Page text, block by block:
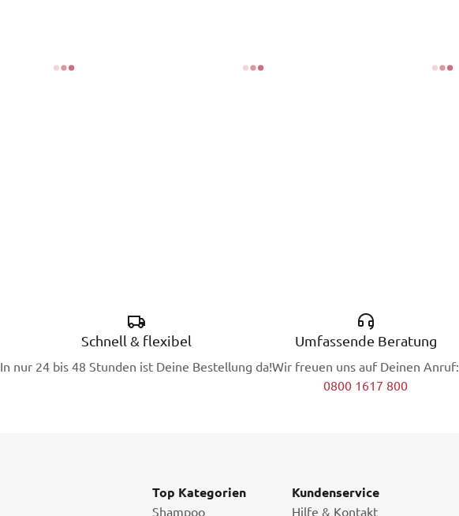
Schnell & flexibel
In nur 24 bis 48 Stunden ist Deine Bestellung da!
Umfassende Beratung
Wir freuen uns auf Deinen Anruf:
0800 1617 800
Top Kategorien
Shampoo
Kundenservice
Hilfe & Kontakt